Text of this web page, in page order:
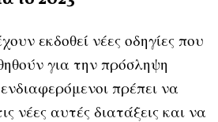
εκδοθεί νέες οδηγίες που
για την πρόσληψη
πρέπει να
νέες αυτές διατάξεις και να